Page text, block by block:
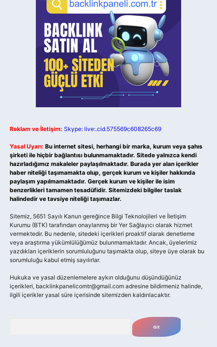
Reklam ve İletişim: Skype: live:.cid.575569c608265c69
Yasal Uyarı: Bu internet sitesi, herhangi bir marka, kurum veya şahıs
şirketi ile hiçbir bağlantısı bulunmamaktadır. Sitede yalnızca kendi
hazırladığımız makaleler paylaşılmaktadır. Burada yer alan içerikler
haber niteliği taşımamakta olup, gerçek kurum ve kişiler hakkında
paylaşım yapılmamaktadır. Gerçek kurum ve kişiler ile isim
benzerlikleri tamamen tesadüfidir. Sitemizdeki bilgiler taslak
halindedir ve tavsiye niteliği taşımazlar.
Sitemiz, 5651 Sayılı Kanun gereğince Bilgi Teknolojileri ve İletişim
Kurumu (BTK) tarafından onaylanmış bir Yer Sağlayıcı olarak hizmet
vermektedir. Bu nedenle, sitedeki içerikleri proaktif olarak denetleme
veya araştırma yükümlülüğümüz bulunmamaktadır. Ancak, üyelerimiz
yazdıkları içeriklerin sorumluluğunu taşımakta olup, siteye üye olarak bu
sorumluluğu kabul etmiş sayılırlar.
Hukuka ve yasal düzenlemelere aykırı olduğunu düşündüğünüz
içerikleri, backlinkpanelicomtr@gmail.com adresine bildirmeniz halinde,
ilgili içerikler yasal süre içerisinde sitemizden kaldırılacaktır.